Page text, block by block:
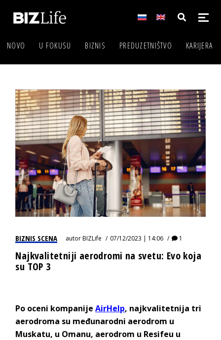
NOVO U FOKUSU BIZNIS PREDUZETNIŠTVO KARIJERA
BIZNIS SCENA autorBIZLife 07/12/2023 | 14:06 1
Najkvalitetniji aerodromi na svetu: Evo koja
su TOP 3
Po oceni kompanijeAirHelp, najkvalitetnija tri
aerodroma su međunarodni aerodrom u
Muskatu, u Omanu, aerodrom u Resifeu u